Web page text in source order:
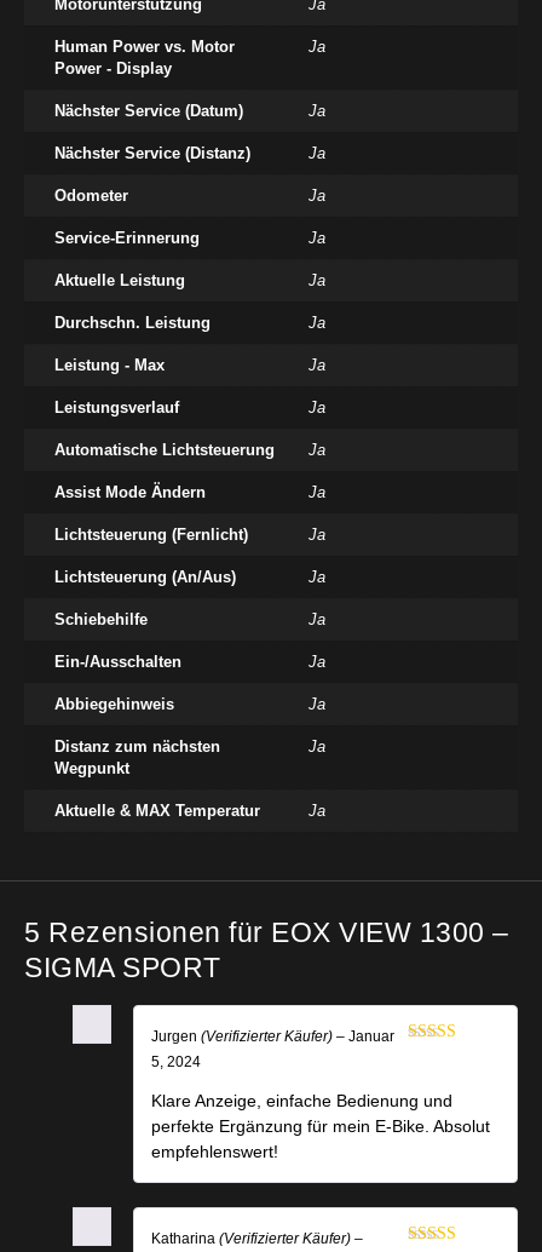
Motorunterstützung Ja
Human Power vs. Motor
Power - Display
Ja
Nächster Service (Datum) Ja
Nächster Service (Distanz) Ja
Odometer Ja
Service-Erinnerung Ja
Aktuelle Leistung Ja
Durchschn. Leistung Ja
Leistung - Max Ja
Leistungsverlauf Ja
Automatische Lichtsteuerung Ja
Assist Mode Ändern Ja
Lichtsteuerung (Fernlicht) Ja
Lichtsteuerung (An/Aus) Ja
Schiebehilfe Ja
Ein-/Ausschalten Ja
Abbiegehinweis Ja
Distanz zum nächsten
Wegpunkt
Ja
Aktuelle & MAX Temperatur Ja
5 Rezensionen für EOX VIEW 1300 –
SIGMA SPORT
Jurgen (Verifizierter Käufer) – Januar
5, 2024
Klare Anzeige, einfache Bedienung und
perfekte Ergänzung für mein E-Bike. Absolut
empfehlenswert!
Katharina (Verifizierter Käufer) –